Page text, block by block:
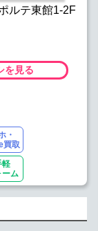
ルテ東館1-2F
を見る
・
買取
軽
ーム